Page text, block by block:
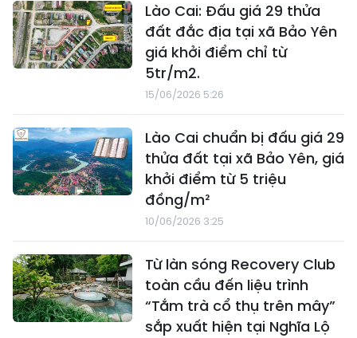
Lào Cai: Đấu giá 29 thửa
đất đắc địa tại xã Bảo Yên
giá khởi điểm chỉ từ
5tr/m2.
15/06/2026 5:26
Lào Cai chuẩn bị đấu giá 29
thửa đất tại xã Bảo Yên, giá
khởi điểm từ 5 triệu
đồng/m²
10/06/2026 3:25
Từ làn sóng Recovery Club
toàn cầu đến liệu trình
“Tắm trà cổ thụ trên mây”
sắp xuất hiện tại Nghĩa Lộ